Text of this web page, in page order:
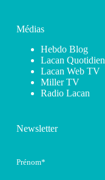
Médias
Hebdo Blog
Lacan Quotidien
Lacan Web TV
Miller TV
Radio Lacan
Newsletter
Prénom*